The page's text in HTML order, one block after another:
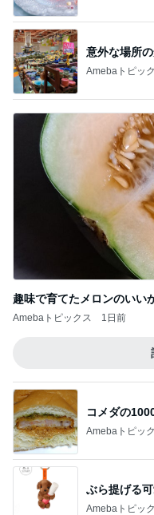
意外な場所
Amebaトピッ
趣味で育てたメロンのいい
Amebaトピックス 1日前
コメダの
Amebaトピッ
ぶら提げる
Amebaトピッ